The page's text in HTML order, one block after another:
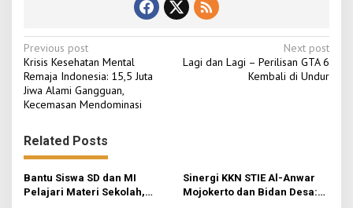
P
o
s
n
a
v
Previous post
Krisis Kesehatan Mental
Remaja Indonesia: 15,5 Juta
Jiwa Alami Gangguan,
Kecemasan Mendominasi
Next post
Lagi dan Lagi – Perilisan GTA 6
Kembali di Undur
Related Posts
Bantu Siswa SD dan MI
Pelajari Materi Sekolah,
Sinergi KKN STIE Al-Anwar
Mojokerto dan Bidan Desa: